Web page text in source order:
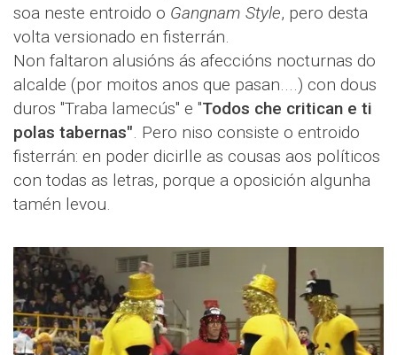
soa neste entroido o Gangnam Style, pero desta
volta versionado en fisterrán.
Non faltaron alusións ás afeccións nocturnas do
alcalde (por moitos anos que pasan....) con dous
duros "Traba lamecús" e "Todos che critican e ti
polas tabernas". Pero niso consiste o entroido
fisterrán: en poder dicirlle as cousas aos políticos
con todas as letras, porque a oposición algunha
tamén levou.